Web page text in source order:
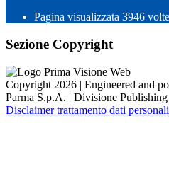
Pagina visualizzata 3946 volte
Sezione Copyright
Copyright 2026 | Engineered and
Parma S.p.A. | Divisione
Disclaimer trattamento dati personali